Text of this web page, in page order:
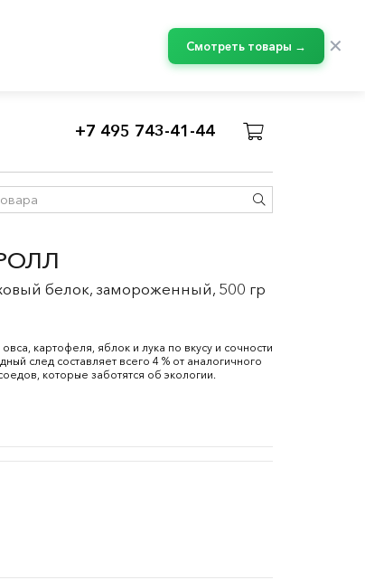
Смотреть товары → ✕
+7 495 743-41-44
белок, замороженный, 500 гр
картофеля, яблок и лука по вкусу и сочности
след составляет всего 4 % от аналогичного
которые заботятся об экологии.